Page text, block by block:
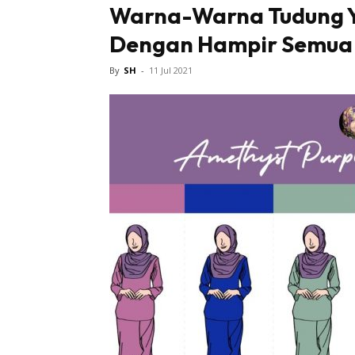
Warna-Warna Tudung
Dengan Hampir
By SH - 11 Jul 2021